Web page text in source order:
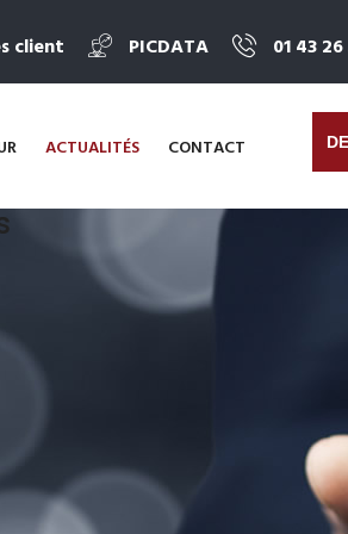
client PICDATA 01 43
ACTUALITÉS CONTACT